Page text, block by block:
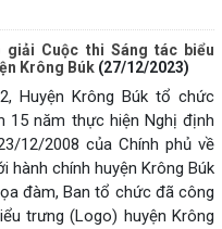
giải Cuộc thi Sáng tác biểu
Krông Búk (27/12/2023)
Huyện Krông Búk tổ chức
15 năm thực hiện Nghị định
12/2008 của Chính phủ về
hành chính huyện Krông Búk
đàm, Ban tổ chức đã công
trưng (Logo) huyện Krông